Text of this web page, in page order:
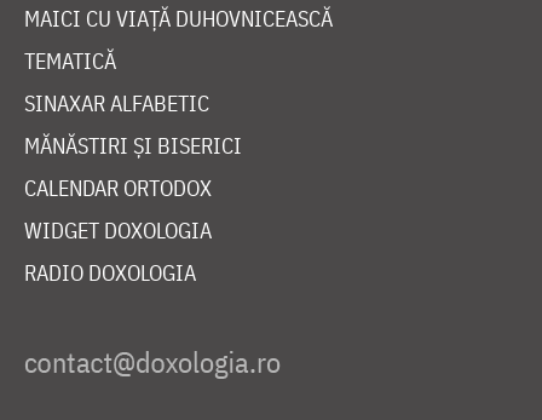
MAICI CU VIAȚĂ DUHOVNICEASCĂ
TEMATICĂ
SINAXAR ALFABETIC
MĂNĂSTIRI ȘI BISERICI
CALENDAR ORTODOX
WIDGET DOXOLOGIA
RADIO DOXOLOGIA